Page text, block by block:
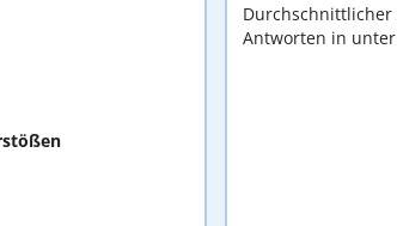
Durchschnittlicher
Antworten in